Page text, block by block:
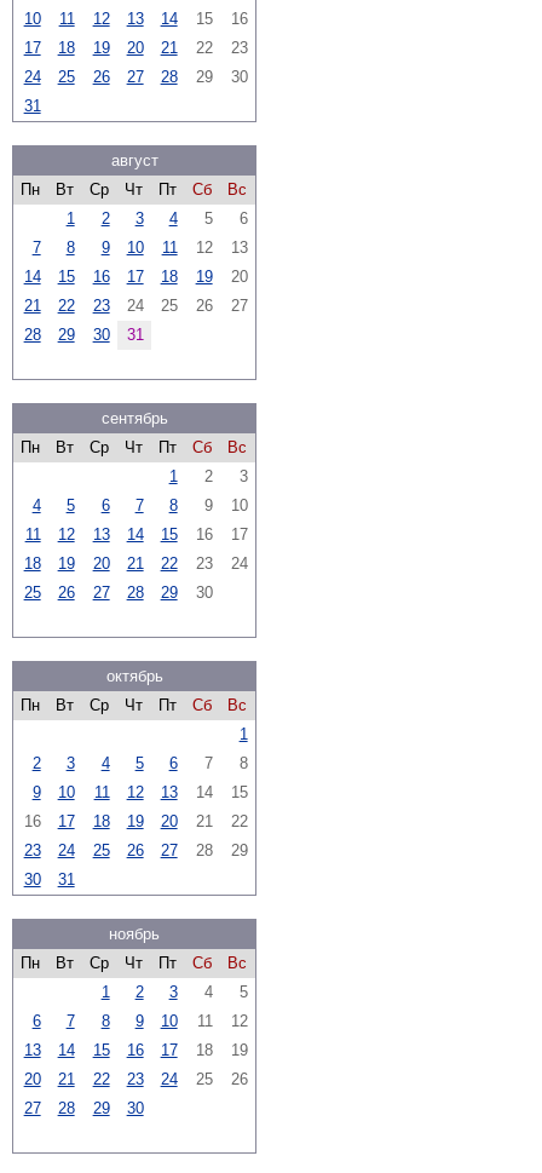
10
11 12 13 14 15
16
17
18 19 20 21 22
23
24
25 26 27 28 29
30
31
август
Пн
Вт Ср Чт Пт Сб
Вс
1
2 3 4 5
6
7
8 9 10 11 12
13
14
15 16 17 18 19
20
21
22 23 24 25 26
27
28
29 30 31
сентябрь
Пн
Вт Ср Чт Пт Сб
Вс
1
2
3
4
5 6 7 8 9
10
11
12 13 14 15 16
17
18
19 20 21 22 23
24
25
26 27 28 29 30
октябрь
Пн
Вт Ср Чт Пт Сб
Вс
1
2
3 4 5 6 7
8
9
10 11 12 13 14
15
16
17 18 19 20 21
22
23
24 25 26 27 28
29
30
31
ноябрь
Пн
Вт Ср Чт Пт Сб
Вс
1
2 3 4
5
6
7 8 9 10 11
12
13
14 15 16 17 18
19
20
21 22 23 24 25
26
27
28 29 30